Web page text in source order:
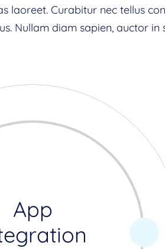
laoreet. Curabitur nec tellus
Nullam diam sapien, auctor in
App